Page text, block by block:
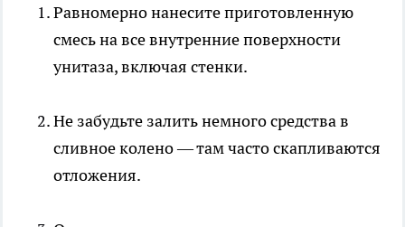
Равномерно нанесите приготовленную
смесь на все внутренние поверхности
унитаза, включая стенки.
Не забудьте залить немного средства в
сливное колено — там часто скапливаются
отложения.